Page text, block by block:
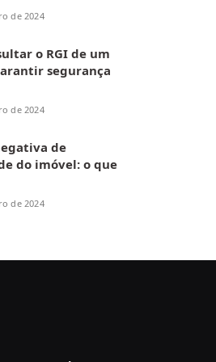
de 2024
o RGI de um
segurança
de 2024
de
do imóvel: o que
de 2024